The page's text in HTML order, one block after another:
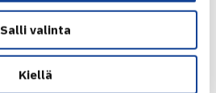
Salli valinta
Kiellä